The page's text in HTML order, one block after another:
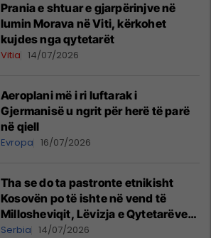
Prania e shtuar e gjarpërinjve në
lumin Morava në Viti, kërkohet
kujdes nga qytetarët
Vitia 14/07/2026
Aeroplani më i ri luftarak i
Gjermanisë u ngrit për herë të parë
në qiell
Evropa 16/07/2026
Tha se do ta pastronte etnikisht
Kosovën po të ishte në vend të
Millosheviqit, Lëvizja e Qytetarëve
të Lirë në Serbi kërkon shkarkimin e
Serbia 14/07/2026